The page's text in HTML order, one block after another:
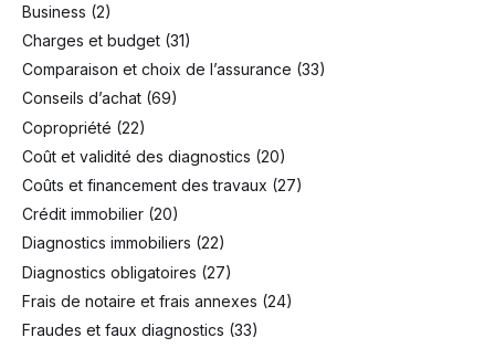
Business (2)
Charges et budget (31)
Comparaison et choix de l’assurance (33)
Conseils d’achat (69)
Copropriété (22)
Coût et validité des diagnostics (20)
Coûts et financement des travaux (27)
Crédit immobilier (20)
Diagnostics immobiliers (22)
Diagnostics obligatoires (27)
Frais de notaire et frais annexes (24)
Fraudes et faux diagnostics (33)